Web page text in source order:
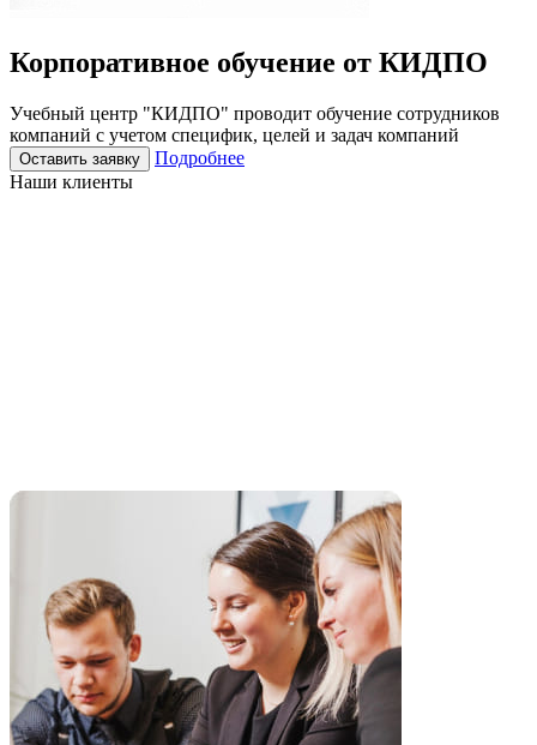
Корпоративное обучение от КИДПО
Учебный центр "КИДПО" проводит обучение сотрудников
компаний с учетом специфик, целей и задач компаний
Оставить заявку
Подробнее
Наши клиенты